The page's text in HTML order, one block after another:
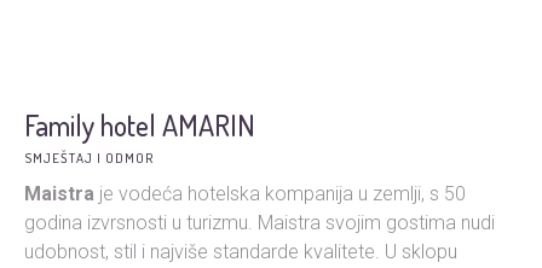
Family hotel AMARIN
SMJEŠTAJ I ODMOR
Maistra je vodeća hotelska kompanija u zemlji, s 50
godina izvrsnosti u turizmu. Maistra svojim gostima nudi
udobnost, stil i najviše standarde kvalitete. U sklopu